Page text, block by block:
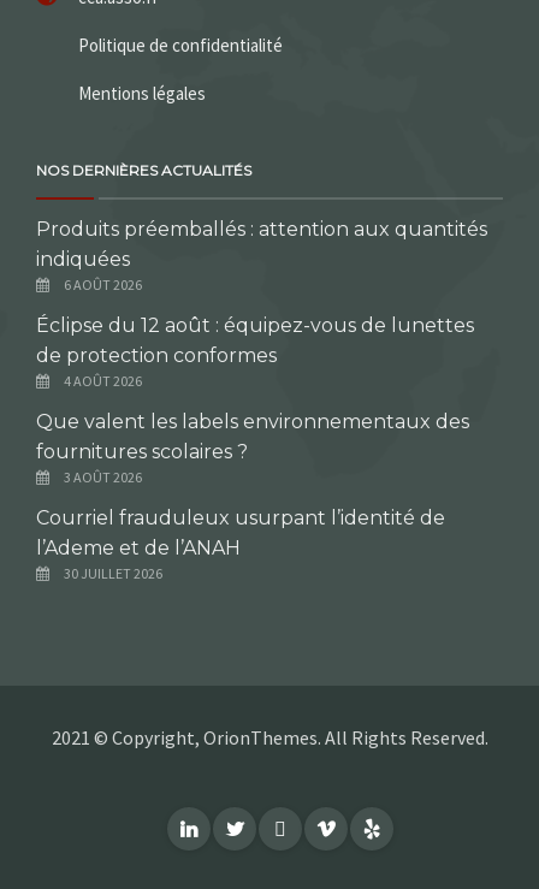
Politique de confidentialité
Mentions légales
NOS DERNIÈRES ACTUALITÉS
Produits préemballés : attention aux quantités
indiquées
6 AOÛT 2026
Éclipse du 12 août : équipez-vous de lunettes
de protection conformes
4 AOÛT 2026
Que valent les labels environnementaux des
fournitures scolaires ?
3 AOÛT 2026
Courriel frauduleux usurpant l’identité de
l’Ademe et de l’ANAH
30 JUILLET 2026
2021 © Copyright, OrionThemes. All Rights Reserved.